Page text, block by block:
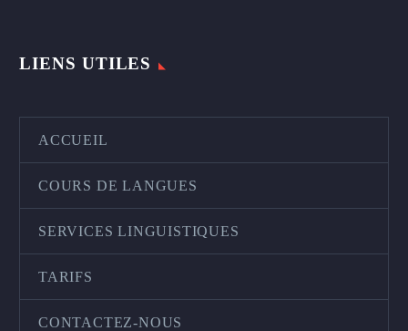
LIENS UTILES
ACCUEIL
COURS DE LANGUES
SERVICES LINGUISTIQUES
TARIFS
CONTACTEZ-NOUS